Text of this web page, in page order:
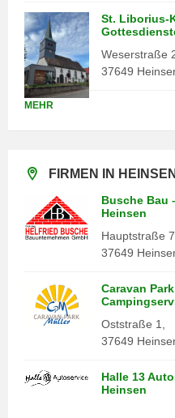
St. Liborius-
Weserstraße
37649
MEHR
FIRMEN IN HEINSEN
Busche Bau
Heinsen
Hauptstraße
37649
Caravan
Oststraße 1,
37649
Halle 13
Heinsen